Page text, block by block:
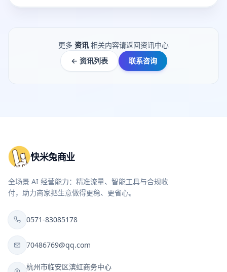
更多 资讯 相关内容请返回资讯中心
← 资讯列表
联系咨询
快米兔商业
全场景 AI 经营能力：精准流量、智能工具与合规收
付，助力商家把生意做得更稳、更省心。
0571-83085178
70486769@qq.com
杭州市临安区滨虹商务中心